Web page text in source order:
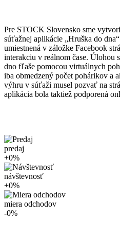
Pre STOCK Slovensko sme
súťažnej aplikácie „Hruška do
umiestnená v záložke Facebook
interakciu v reálnom čase. Úlohou
dno fľaše pomocou virtuálnych
iba obmedzený počet pohárikov a
výhru v súťaži musel pozvať na
aplikácia bola taktiež podporená
predaj
+0%
návštevnosť
+0%
miera odchodov
-0%